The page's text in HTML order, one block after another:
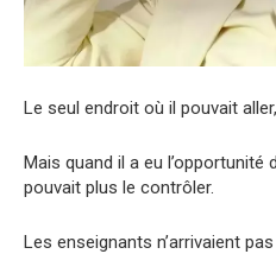
Le seul endroit où il pouvait
Mais quand il a eu l’opportunité
pouvait plus le contrôler.
Les enseignants n’arrivaient